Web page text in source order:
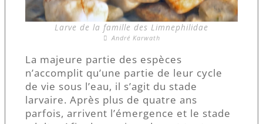
Larve de la famille des Limnephilidae
André Karwath
La majeure partie des espèces
n’accomplit qu’une partie de leur cycle
de vie sous l’eau, il s’agit du stade
larvaire. Après plus de quatre ans
parfois, arrivent l’émergence et le stade